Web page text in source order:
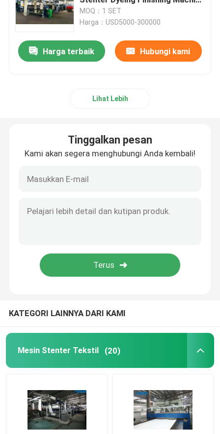
Mesin Pengering Tekstil
Mesin Pengaturan Panas Kain
mesin pencelupan tekstil
Mesin Cetak Tekstil
mesin pengering jatuh
Mesin Pengering Santai
Untuk Sprei
MOQ：1 SET
Harga：USD5000-300000
Harga terbaik Hubungi kami
Lihat Lebih
Tinggalkan pesan
Kami akan segera menghubungi Anda kembali!
KATEGORI LAINNYA DARI KAMI
Mesin Stenter Tekstil (20)